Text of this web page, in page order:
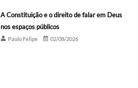
A Constituição e o direito de falar em Deus
nos espaços públicos
Paulo Felipe 02/08/2026